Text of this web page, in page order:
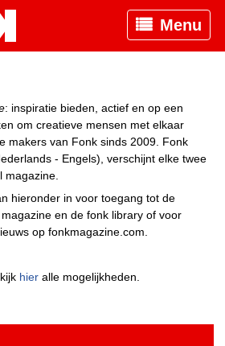
Menu
: inspiratie bieden, actief en op een
om creatieve mensen met elkaar
makers van Fonk sinds 2009. Fonk
- Engels), verschijnt elke twee
magazine.
hieronder in voor toegang tot de
en de fonk library of voor
op fonkmagazine.com.
hier alle mogelijkheden.